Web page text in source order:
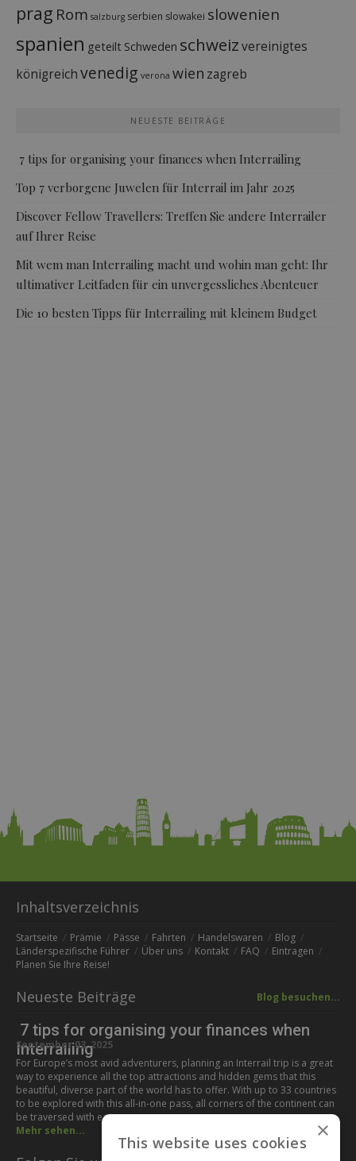
prag Rom salzburg serbien slowakei slowenien
spanien geteilt Schweden schweizvereinigtes
königreichvenedig verona wien zagreb
NEUESTE BEITRÄGE
7 tips for organising your finances when Interrailing
Top 7 verborgene Juwelen für Interrail im Jahr 2025
Discover Fellow Travellers: Treffen Sie andere Interrailer
auf Ihrer Reise
Mit wem man Interrailing macht und wohin man geht: Ihr
ultimativer Leitfaden für ein unvergessliches Abenteuer
Die 10 besten Tipps für Interrailing mit kleinem Budget
Inhaltsverzeichnis
Startseite Prämie Pässe Fahrten Handelswaren
Blog
Länderspezifische Führer
Über uns Kontakt FAQ
Eintragen
Planen Sie Ihre Reise!
Neueste Beiträge Blog besuchen...
7 tips for organising your finances when
Interrailing
September 03, 2025
For Europe’s most avid adventurers, planning an Interrail trip is a great
way to experience all the top attractions and hidden gems that this
beautiful, diverse part of the world has to offer. With up to 33 countries
to be explored with this all-in-one pass, all corners of the continent can
be traversed with ease,…
Mehr sehen...
×
This website uses cookies